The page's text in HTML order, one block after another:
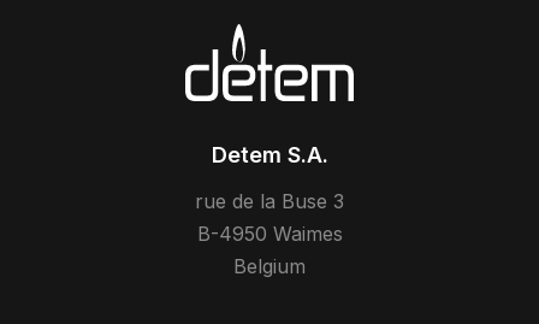
Detem S.A.
rue de la Buse 3
B-4950 Waimes
Belgium